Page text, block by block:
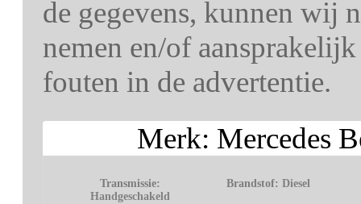
de gegevens, kunnen wij
nemen en/of
fouten in de advertentie.
Merk: Mercedes
Transmissie:
Handgeschakeld
Brandstof:Diesel